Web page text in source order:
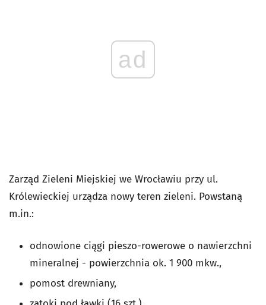
ad
Zarząd Zieleni Miejskiej we Wrocławiu przy ul.
Królewieckiej urządza nowy teren zieleni. Powstaną
m.in.:
odnowione ciągi pieszo-rowerowe o nawierzchni
mineralnej - powierzchnia ok. 1 900 mkw.,
pomost drewniany,